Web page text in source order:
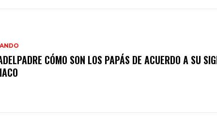
CÓMO SON LOS PAPÁS DE ACUERDO A SU